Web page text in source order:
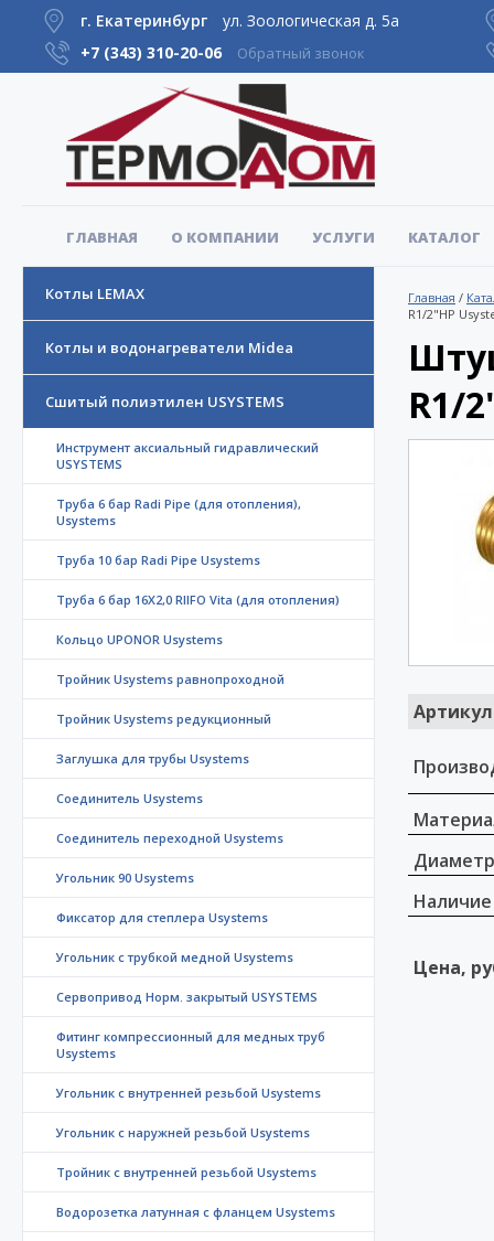
г. Екатеринбург
ул. Зоологическая д. 5а
+7 (343) 310-20-06 Обратный звонок
ГЛАВНАЯ О КОМПАНИИ УСЛУГИ КАТАЛОГ
Котлы LEMAX
Котлы и водонагреватели Midea
Сшитый полиэтилен USYSTEMS
Инструмент аксиальный гидравлический
USYSTEMS
Труба 6 бар Radi Pipe (для отопления),
Usystems
Труба 10 бар Radi Pipe Usystems
Труба 6 бар 16X2,0 RIIFO Vita (для отопления)
Кольцо UPONOR Usystems
Тройник Usystems равнопроходной
Тройник Usystems редукционный
Заглушка для трубы Usystems
Соединитель Usystems
Соединитель переходной Usystems
Угольник 90 Usystems
Фиксатор для степлера Usystems
Угольник с трубкой медной Usystems
Сервопривод Норм. закрытый USYSTEMS
Фитинг компрессионный для медных труб
Usystems
Угольник с внутренней резьбой Usystems
Угольник с наружней резьбой Usystems
Тройник с внутренней резьбой Usystems
Водорозетка латунная с фланцем Usystems
Главная /
R1/2"НР
R1/
Артикул
Диаметр
Наличие
Цена,